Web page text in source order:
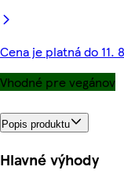
Cena je platná do 11.
Vhodné pre vegánov
Popis produktu
Hlavné výhody